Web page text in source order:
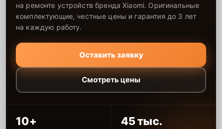
на ремонте устройств бренда Xiaomi. Оригинальные
комплектующие, честные цены и гарантия до 3 лет
на каждую работу.
Оставить заявку
Смотреть цены
10+ 45 тыс.